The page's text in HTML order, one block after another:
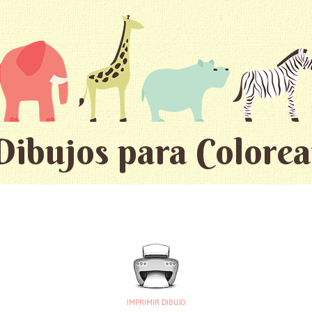
para
IMPRIMIR DIBUJO